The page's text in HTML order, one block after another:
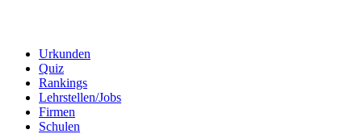
Urkunden
Quiz
Rankings
Lehrstellen/Jobs
Firmen
Schulen